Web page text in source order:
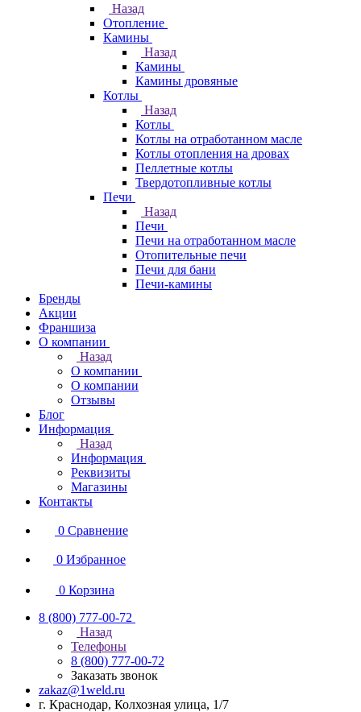
Назад
Отопление
Камины
Назад
Камины
Камины дровяные
Котлы
Назад
Котлы
Котлы на отработанном масле
Котлы отопления на дровах
Пеллетные котлы
Твердотопливные котлы
Печи
Назад
Печи
Печи на отработанном масле
Отопительные печи
Печи для бани
Печи-камины
Бренды
Акции
Франшиза
О компании
Назад
О компании
О компании
Отзывы
Блог
Информация
Назад
Информация
Реквизиты
Магазины
Контакты
0 Сравнение
0 Избранное
0 Корзина
8 (800) 777-00-72
Назад
Телефоны
8 (800) 777-00-72
Заказать звонок
zakaz@1weld.ru
г. Краснодар, Колхозная улица, 1/7